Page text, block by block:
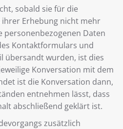
sobald sie für die
ihrer Erhebung nicht mehr
personenbezogenen Daten
Kontaktformulars und
übersandt wurden, ist dies
Konversation mit dem
ist die Konversation dann,
entnehmen lässt, dass
abschließend geklärt ist.
zusätzlich